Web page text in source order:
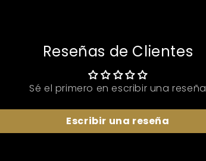
Reseñas de Clientes
Sé el primero en escribir una reseña
Escribir una reseña